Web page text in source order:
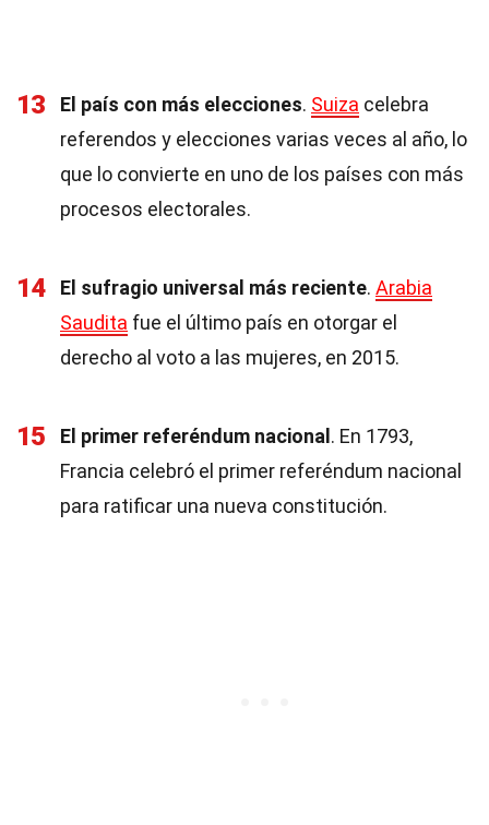
13 El país con más elecciones. Suiza celebra
referendos y elecciones varias veces al año, lo
que lo convierte en uno de los países con más
procesos electorales.
14 El sufragio universal más reciente. Arabia
Saudita fue el último país en otorgar el
derecho al voto a las mujeres, en 2015.
15 El primer referéndum nacional . En 1793,
Francia celebró el primer referéndum nacional
para ratificar una nueva constitución.